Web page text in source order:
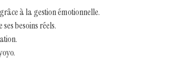
grâce à la gestion émotionnelle.
besoins réels.